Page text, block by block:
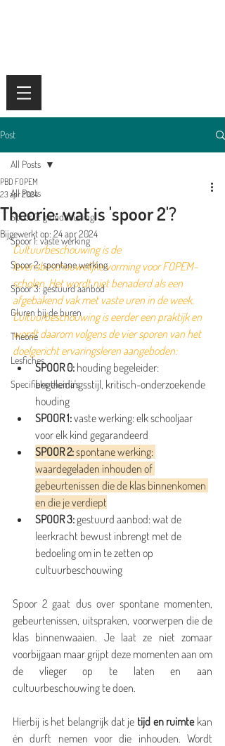
Post
All Posts
Spoor 0: grondhouding
Spoor 1: vaste werking
Spoor 2: spontane werking
Spoor 3: gestuurd aanbod
Gluren bij de buren
Theorie
Lesfiches
Specifieke thema's
All Posts
Theorie: wat is 'spoor 2'?
PBD FOPEM
23 apr 2024
Bijgewerkt op: 24 apr 2024
Cultuurbeschouwing is de
levensbeschouwelijke vorming voor FOPEM-
scholen. Het wordt niet benaderd als een
afgebakend vak met vaste uren in de week.
Cultuurbeschouwing is eerder een praktijk en
wordt daarom volgens de vier sporen van het
doelgericht ervaringsleren aangeboden:
SPOOR 0: houding begeleider:
begeleidingsstijl, kritisch-onderzoekende
houding
SPOOR 1: vaste werking: elk schooljaar
voor elk kind gegarandeerd
SPOOR 2: spontane werking:
waardegeladen inhouden of
gebeurtenissen die de klas binnenkomen
en die je verdiept
SPOOR 3: gestuurd aanbod: wat de
leerkracht bewust inbrengt met de
bedoeling om in te zetten op
cultuurbeschouwing
Spoor 2 gaat dus over spontane momenten,
gebeurtenissen, uitspraken, voorwerpen die de
klas binnenwaaien. Je laat ze niet zomaar
voorbijgaan maar grijpt deze momenten aan om
de vlieger op te laten en aan
cultuurbeschouwing te doen.
Hierbij is het belangrijk dat je tijd en ruimte kan
én durft nemen voor die inhouden. Wordt